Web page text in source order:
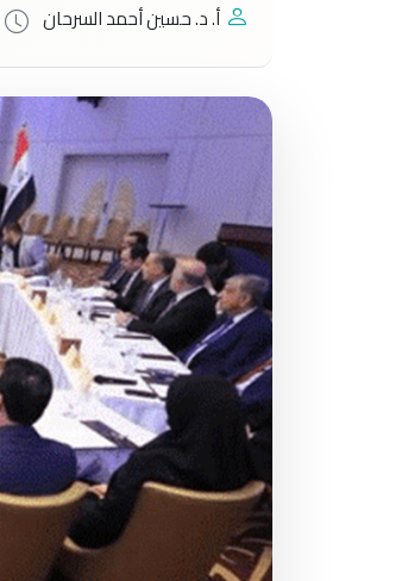
أ. د. حسين أحمد السرحان